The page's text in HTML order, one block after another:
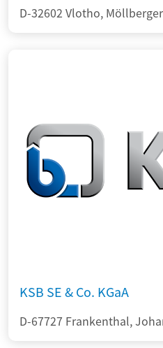
D-32602 Vlotho,
KSB SE & Co. KGaA
D-67727 Frankenthal,